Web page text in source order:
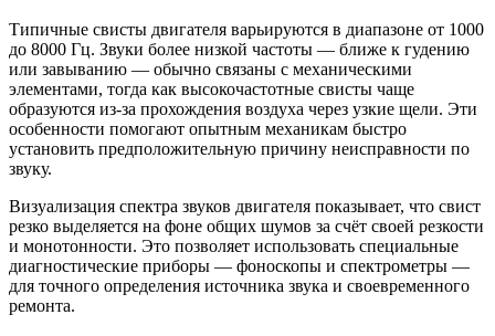
Типичные свисты двигателя варьируются в диапазоне от 1000
до 8000 Гц. Звуки более низкой частоты — ближе к гудению
или завыванию — обычно связаны с механическими
элементами, тогда как высокочастотные свисты чаще
образуются из-за прохождения воздуха через узкие щели. Эти
особенности помогают опытным механикам быстро
установить предположительную причину неисправности по
звуку.
Визуализация спектра звуков двигателя показывает, что свист
резко выделяется на фоне общих шумов за счёт своей резкости
и монотонности. Это позволяет использовать специальные
диагностические приборы — фоноскопы и спектрометры —
для точного определения источника звука и своевременного
ремонта.